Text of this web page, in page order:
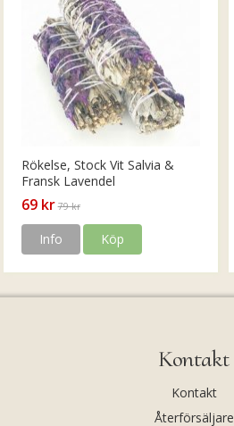
Rökelse, Stock Vit Salvia &
Fransk Lavendel
69 kr 79 kr
Info Köp
Kontakt
Kontakt
Återförsäljare